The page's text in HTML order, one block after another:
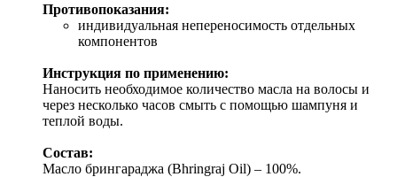
Противопоказания:
индивидуальная непереносимость отдельных
компонентов
Инструкция по применению:
Наносить необходимое количество масла на волосы и
через несколько часов смыть с помощью шампуня и
теплой воды.
Состав:
Масло брингараджа (Bhringraj Oil) – 100%.